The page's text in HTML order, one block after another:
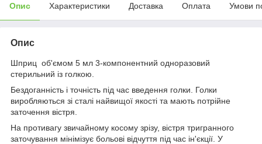
Опис Характеристики Доставка Оплата Умови
Опис
Шприц об'ємом 5 мл 3-компонентний одноразовий
стерильний із голкою.
Бездоганність і точність під час введення голки. Голки
виробляються зі сталі найвищої якості та мають потрійне
заточення вістря.
На противагу звичайному косому зрізу, вістря тригранного
заточування мінімізує больові відчуття під час ін'єкції. У